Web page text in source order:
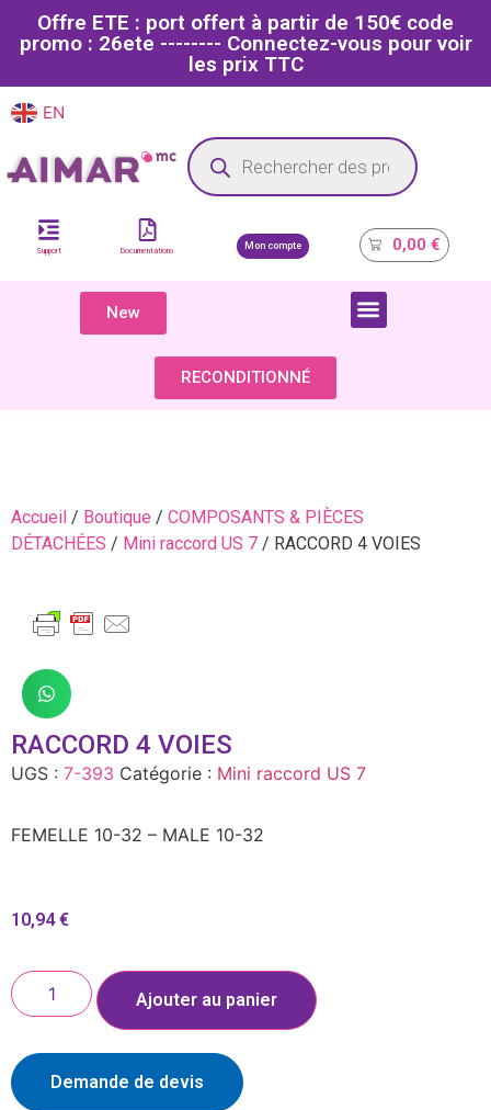
Offre ETE : port offert à partir de 150€ code
promo : 26ete -------- Connectez-vous pour voir
les prix TTC
EN
Site dédié aux professionnels de la santé
Support Documentations
Mon compte 0,00€
New
RECONDITIONNÉ
Accueil / Boutique / COMPOSANTS & PIÈCES
DÉTACHÉES / Mini raccord US 7 / RACCORD 4 VOIES
RACCORD 4 VOIES
UGS : 7-393 Catégorie : Mini raccord US 7
FEMELLE 10-32 – MALE 10-32
10,94€
Ajouter au panier
Demande de devis